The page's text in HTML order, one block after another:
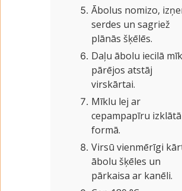
Ābolus nomizo,
serdes un sagriež
plānās šķēlēs.
Daļu ābolu iecilā
pārējos atstāj
virskārtai.
Mīklu lej ar
cepampapīru izklātā
formā.
Virsū vienmērīgi
ābolu šķēles un
pārkaisa ar kanēli.